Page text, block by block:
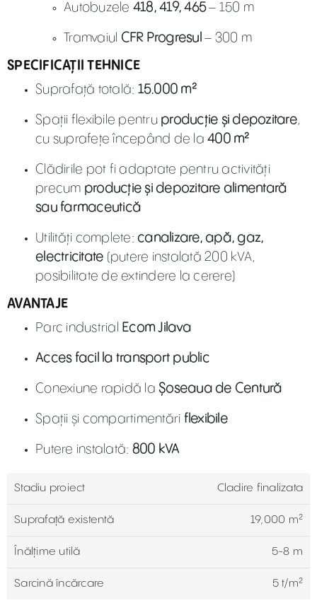
Autobuzele 418, 419, 465– 150 m
Tramvaiul CFR Progresul– 300 m
SPECIFICAȚII TEHNICE
Suprafață totală: 15.000 m²
Spații flexibile pentru producție și depozitare,
cu suprafețe începând de la 400 m²
Clădirile pot fi adaptate pentru activități
precum producție și depozitare alimentară
sau farmaceutică
Utilități complete: canalizare, apă, gaz,
electricitate (putere instalată 200 kVA,
posibilitate de extindere la cerere)
AVANTAJE
Parc industrial Ecom Jilava
Acces facil la transport public
Conexiune rapidă la Șoseaua de Centură
Spații și compartimentări flexibile
Putere instalată: 800 kVA
Stadiu proiect Cladire finalizata
Suprafață existentă 19,000 m²
Înălțime utilă 5-8 m
Sarcină încărcare 5 t/m²